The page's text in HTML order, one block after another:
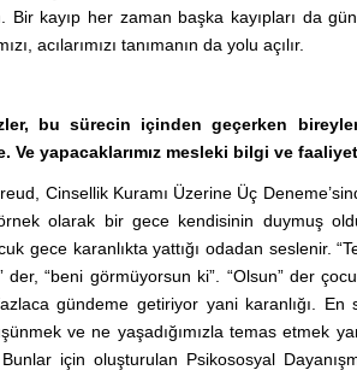
Bir kayıp her zaman başka kayıpları da
acılarımızı tanımanın da yolu açılır.
bu sürecin içinden geçerken
yapacaklarımız mesleki bilgi ve
Cinsellik Kuramı Üzerine Üç
olarak bir gece kendisinin duymuş
gece karanlıkta yattığı odadan seslenir.
der, “beni görmüyorsun ki”. “Olsun” der
gündeme getiriyor yani karanlığı.
ve ne yaşadığımızla temas etmek
için oluşturulan Psikososyal